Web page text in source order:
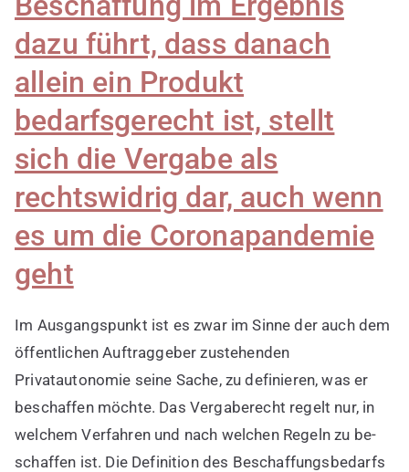
dazu führt, dass danach
allein ein Produkt
bedarfsgerecht ist, stellt
sich die Vergabe als
rechtswidrig dar, auch wenn
es um die Coronapandemie
geht
Im Ausgangspunkt ist es zwar im Sinne der auch dem
öffentlichen Auftraggeber zustehenden
Privatautonomie seine Sache, zu definieren, was er
beschaffen möchte. Das Vergaberecht regelt nur, in
welchem Verfahren und nach welchen Regeln zu be-
schaffen ist. Die Definition des Beschaffungsbedarfs